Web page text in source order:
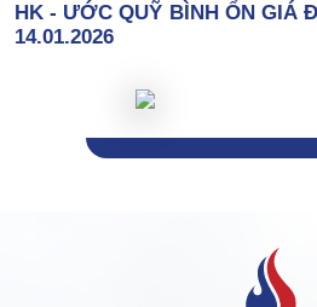
HK - ƯỚC QUỸ BÌNH ỔN GIÁ
14.01.2026